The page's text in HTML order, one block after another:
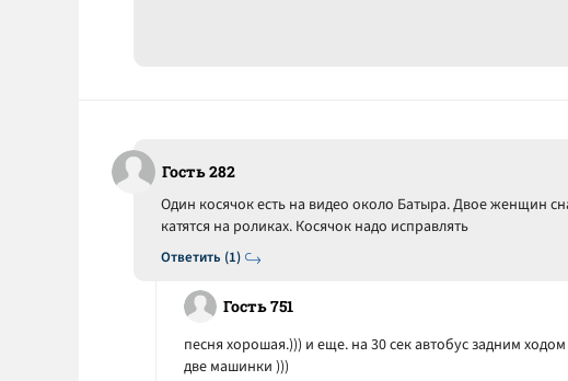
Гость 282
Ответить (1)
Один косячок есть на видео около Батыра. Двое женщин
катятся на роликах. Косячок надо исправлять
Гость 751
песня хорошая.))) и еще. на 30 сек автобус задним
две машинки )))